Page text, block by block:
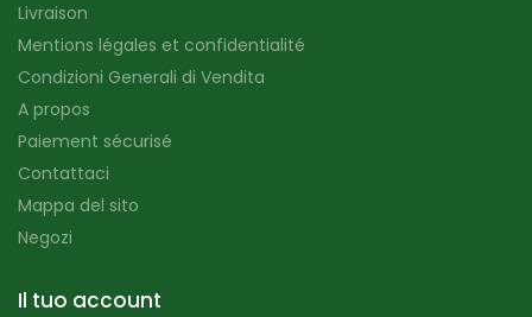
Livraison
Mentions légales et confidentialité
Condizioni Generali di Vendita
A propos
Paiement sécurisé
Contattaci
Mappa del sito
Negozi
Il tuo account